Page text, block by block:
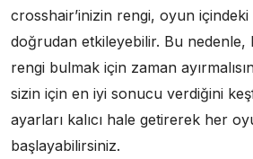
crosshair’inizin rengi, oyun içindeki
doğrudan etkileyebilir. Bu nedenle,
rengi bulmak için zaman
sizin için en iyi sonucu verdiğini
ayarları kalıcı hale getirerek her
başlayabilirsiniz.